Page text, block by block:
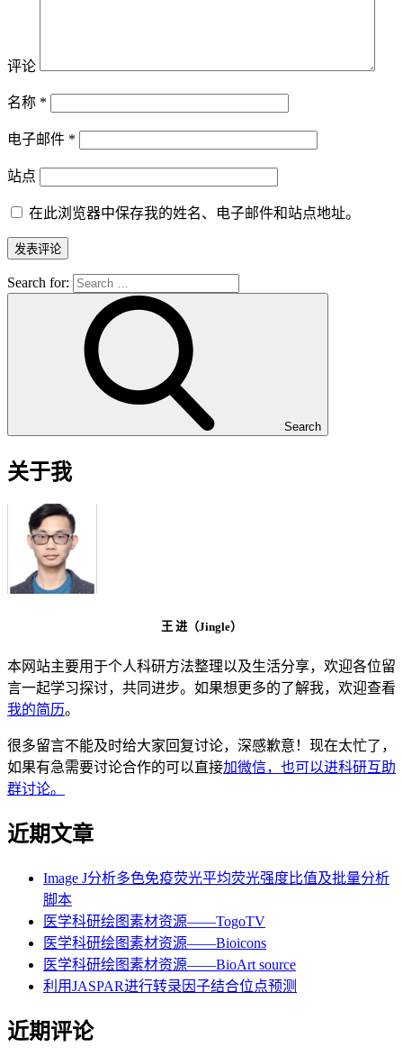
评论
名称 *
电子邮件 *
站点
在此浏览器中保存我的姓名、电子邮件和站点地址。
Search for:
Search
关于我
王 进（Jingle）
本网站主要用于个人科研方法整理以及生活分享，欢迎各位留
言一起学习探讨，共同进步。如果想更多的了解我，欢迎查看
我的简历。
很多留言不能及时给大家回复讨论，深感歉意！现在太忙了，
如果有急需要讨论合作的可以直接加微信，也可以进科研互助
群讨论。
近期文章
Image J分析多色免疫荧光平均荧光强度比值及批量分析
脚本
医学科研绘图素材资源——TogoTV
医学科研绘图素材资源——Bioicons
医学科研绘图素材资源——BioArt source
利用JASPAR进行转录因子结合位点预测
近期评论